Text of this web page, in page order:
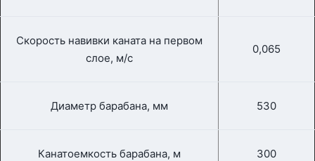
Скорость навивки каната на первом
слое, м/с
0,065
Диаметр барабана, мм 530
Канатоемкость барабана, м 300